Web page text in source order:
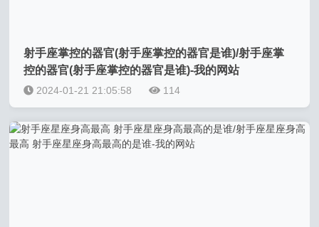
射手座掌控的器官(射手座掌控的器官是谁)/射手座掌
控的器官(射手座掌控的器官是谁)-我的网站
2024-01-21 21:05:58 114